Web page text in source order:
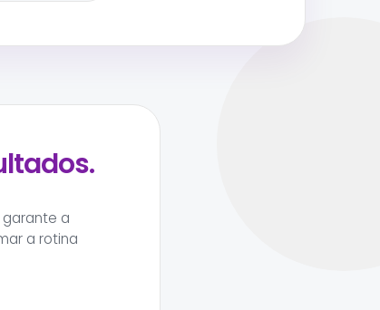
a
a rotina